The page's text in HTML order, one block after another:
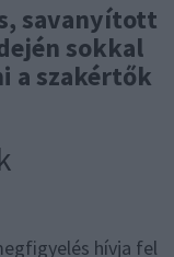
savanyított
sokkal
a szakértők
hívja fel